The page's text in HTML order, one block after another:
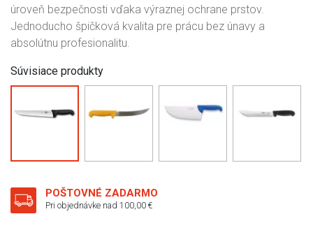
úroveň bezpečnosti vďaka výraznej ochrane prstov.
Jednoducho špičková kvalita pre prácu bez únavy a
absolútnu profesionalitu.
Súvisiace produkty
POŠTOVNÉ ZADARMO
Pri objednávke nad 100,00 €